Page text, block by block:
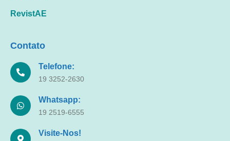
RevistAE
Contato
Telefone:
19 3252-2630
Whatsapp:
19 2519-6555
Visite-Nos!